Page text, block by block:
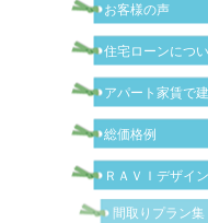
お客様の声
住宅ローンにつ
アパート家賃で
総価格例
ＲＡＶＩデザイ
間取りプラン集